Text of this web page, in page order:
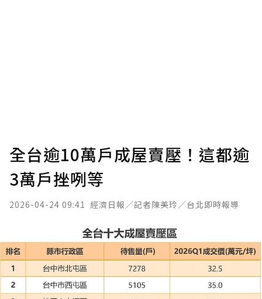
全台逾10萬戶成屋賣壓！這都逾
3萬戶挫咧等
2026-04-24 09:41 經濟日報／記者陳美玲／台北即時報導